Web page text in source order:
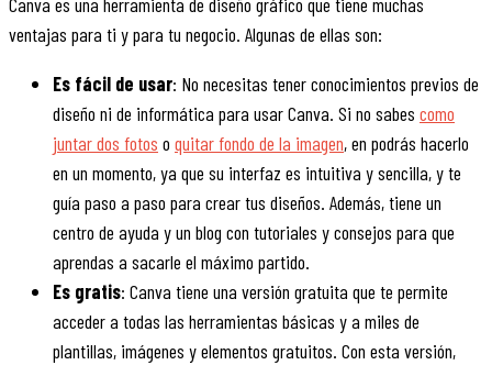
ventajas para ti y para tu negocio. Algunas de ellas son:
Es fácil de usar: No necesitas tener conocimientos previos de
diseño ni de informática para usar Canva. Si no sabes como
juntar dos fotos o quitar fondo de la imagen, en podrás hacerlo
en un momento, ya que su interfaz es intuitiva y sencilla, y te
guía paso a paso para crear tus diseños. Además, tiene un
centro de ayuda y un blog con tutoriales y consejos para que
aprendas a sacarle el máximo partido.
Es gratis: Canva tiene una versión gratuita que te permite
acceder a todas las herramientas básicas y a miles de
plantillas, imágenes y elementos gratuitos. Con esta versión,